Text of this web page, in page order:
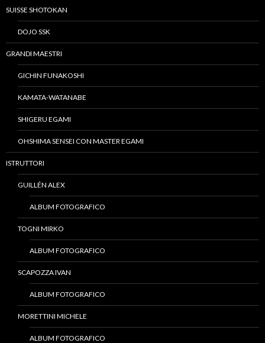
SUISSE SHOTOKAN
DOJO SSK
GRANDI MAESTRI
GICHIN FUNAKOSHI
KAMATA-WATANABE
SHIGERU EGAMI
OHSHIMA SENSEI CON MASTER EGAMI
ISTRUTTORI
GUILLÉN ALEX
ALBUM FOTOGRAFICO
TOGNI MIRKO
ALBUM FOTOGRAFICO
SCAPOZZA IVAN
ALBUM FOTOGRAFICO
MORETTINI MICHELE
ALBUM FOTOGRAFICO